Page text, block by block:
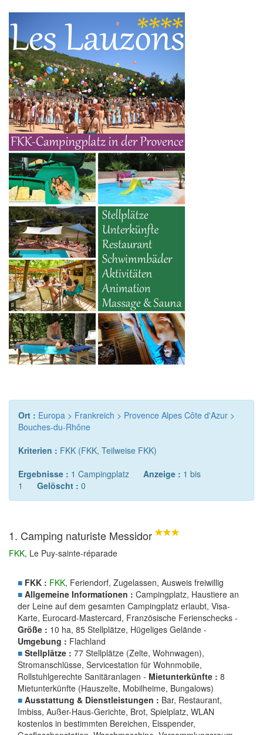
Ort : Europa > Frankreich > Provence Alpes Côte d'Azur >
Bouches-du-Rhône
Kriterien : FKK (FKK, Teilweise FKK)
Ergebnisse : 1 Campingplatz Anzeige : 1 bis
1 Gelöscht : 0
1. Camping naturiste Messidor
FKK, Le Puy-sainte-réparade
■ FKK : FKK, Feriendorf, Zugelassen, Ausweis freiwillig
■ Allgemeine Informationen : Campingplatz, Haustiere an
der Leine auf dem gesamten Campingplatz erlaubt, Visa-
Karte, Eurocard-Mastercard, Französische Ferienschecks -
Größe : 10 ha, 85 Stellplätze, Hügeliges Gelände -
Umgebung : Flachland
■ Stellplätze : 77 Stellplätze (Zelte, Wohnwagen),
Stromanschlüsse, Servicestation für Wohnmobile,
Rollstuhlgerechte Sanitäranlagen - Mietunterkünfte : 8
Mietunterkünfte (Hauszelte, Mobilheime, Bungalows)
■ Ausstattung & Dienstleistungen : Bar, Restaurant,
Imbiss, Außer-Haus-Gerichte, Brot, Spielplatz, WLAN
kostenlos in bestimmten Bereichen, Eisspender,